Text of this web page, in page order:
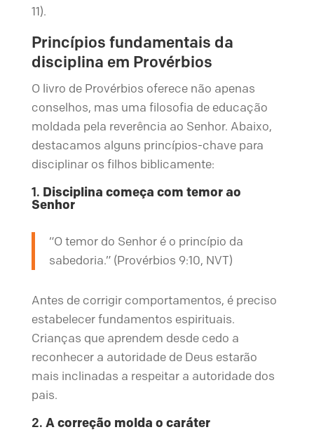
11).
Princípios fundamentais da
disciplina em Provérbios
O livro de Provérbios oferece não apenas
conselhos, mas uma filosofia de educação
moldada pela reverência ao Senhor. Abaixo,
destacamos alguns princípios-chave para
disciplinar os filhos biblicamente:
1. Disciplina começa com temor ao
Senhor
“O temor do Senhor é o princípio da
sabedoria.” (Provérbios 9:10, NVT)
Antes de corrigir comportamentos, é preciso
estabelecer fundamentos espirituais.
Crianças que aprendem desde cedo a
reconhecer a autoridade de Deus estarão
mais inclinadas a respeitar a autoridade dos
pais.
2. A correção molda o caráter